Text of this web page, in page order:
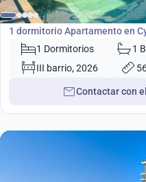
Apartamento
1 dormitorio Apartamento en
Limassol, Chipre No. 4634
1 Dormitorios 1
III barrio, 2026
Contactar con